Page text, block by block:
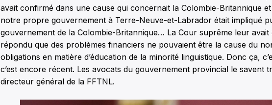
avait confirmé dans une cause qui concernait la Colombie-Britannique
notre propre gouvernement à Terre-Neuve-et-Labrador était impliqué
gouvernement de la Colombie-Britannique… La Cour suprême leur avait
répondu que des problèmes financiers ne pouvaient être la cause du
obligations en matière d’éducation de la minorité linguistique. Donc ça,
c’est encore récent. Les avocats du gouvernement provincial le savent
directeur général de la FFTNL.